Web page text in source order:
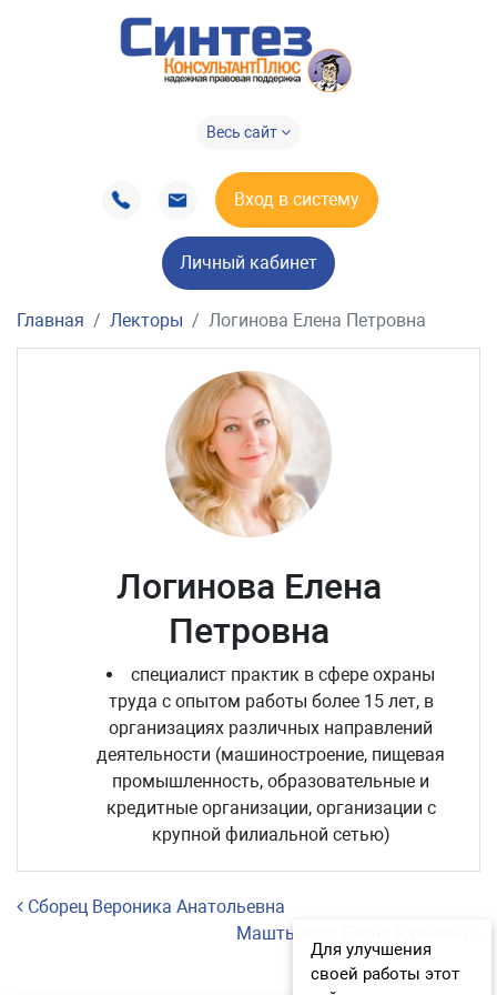
Весь сайт
Вход в систему
Личный кабинет
Главная Лекторы Логинова Елена Петровна
Логинова Елена
Петровна
специалист практик в сфере охраны
труда с опытом работы более 15 лет, в
организациях различных направлений
деятельности (машиностроение, пищевая
промышленность, образовательные и
кредитные организации, организации с
крупной филиальной сетью)
Навигация по записям
Сборец Вероника Анатольевна
Маштылёва Елена Юрьевна
Для улучшения
своей работы этот